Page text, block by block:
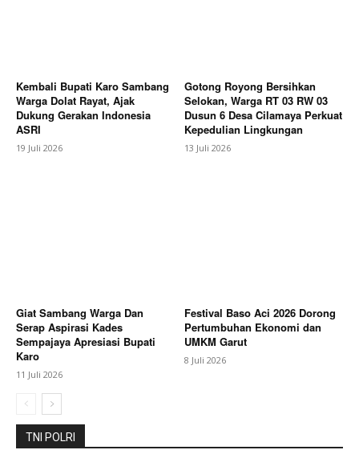
Company
About
Contact us
Hadiri Pagelaran Wayang Kulit, Perkuat
Kemanunggalan TNI dan Rakyat
Kembali Bupati Karo Sambang
Warga Dolat Rayat, Ajak
Dukung Gerakan Indonesia
ASRI
19 Juli 2026
Gotong Royong Bersihkan
Selokan, Warga RT 03 RW 03
Dusun 6 Desa Cilamaya Perkuat
Kepedulian Lingkungan
13 Juli 2026
Giat Sambang Warga Dan
Serap Aspirasi Kades
Sempajaya Apresiasi Bupati
Karo
11 Juli 2026
Festival Baso Aci 2026 Dorong
Pertumbuhan Ekonomi dan
UMKM Garut
8 Juli 2026
TNI POLRI